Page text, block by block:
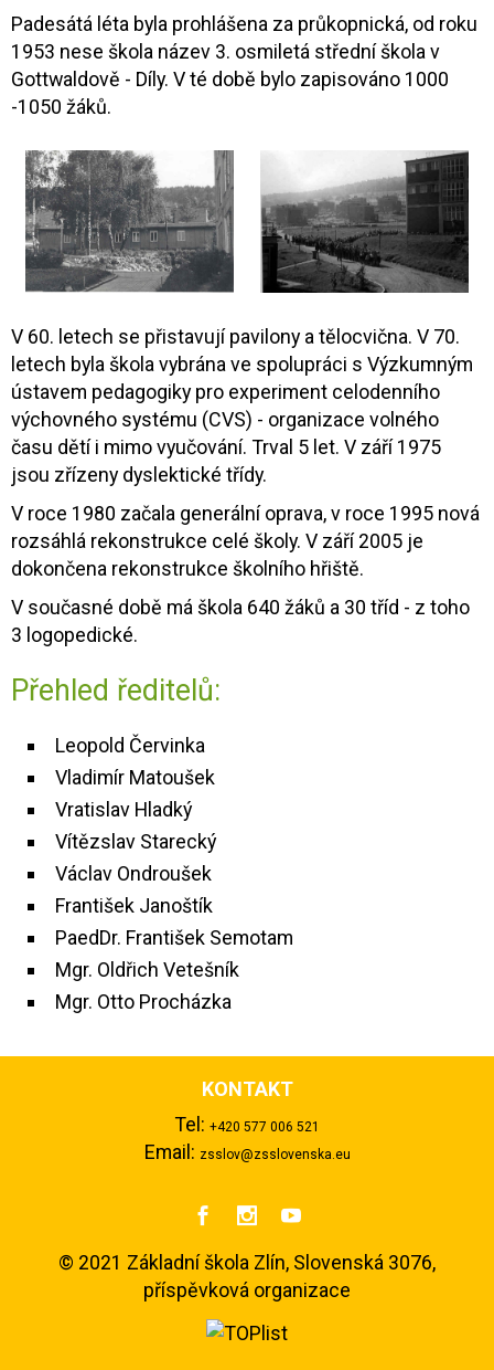
Padesátá léta byla prohlášena za průkopnická, od roku
1953 nese škola název 3. osmiletá střední škola v
Gottwaldově - Díly. V té době bylo zapisováno 1000
-1050 žáků.
V 60. letech se přistavují pavilony a tělocvična. V 70.
letech byla škola vybrána ve spolupráci s Výzkumným
ústavem pedagogiky pro experiment celodenního
výchovného systému (CVS) - organizace volného
času dětí i mimo vyučování. Trval 5 let. V září 1975
jsou zřízeny dyslektické třídy.
V roce 1980 začala generální oprava, v roce 1995 nová
rozsáhlá rekonstrukce celé školy. V září 2005 je
dokončena rekonstrukce školního hřiště.
V současné době má škola 640 žáků a 30 tříd - z toho
3 logopedické.
Přehled ředitelů:
Leopold Červinka
Vladimír Matoušek
Vratislav Hladký
Vítězslav Starecký
Václav Ondroušek
František Janoštík
PaedDr. František Semotam
Mgr. Oldřich Vetešník
Mgr. Otto Procházka
KONTAKT
Tel: +420 577 006 521
Email: zsslov@zsslovenska.eu
  
© 2021 Základní škola Zlín, Slovenská 3076,
příspěvková organizace